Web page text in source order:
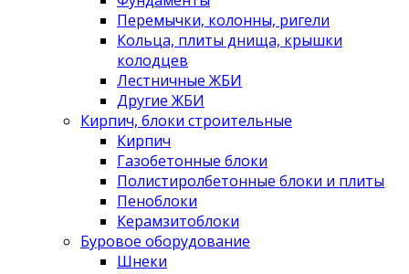
Перемычки, колонны, ригели
Кольца, плиты днища, крышки
колодцев
Лестничные ЖБИ
Другие ЖБИ
Кирпич, блоки строительные
Кирпич
Газобетонные блоки
Полистиролбетонные блоки и плиты
Пеноблоки
Керамзитоблоки
Буровое оборудование
Шнеки